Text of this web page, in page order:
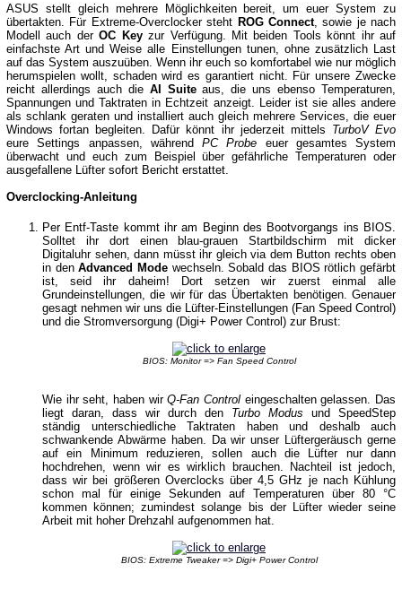
ASUS stellt gleich mehrere Möglichkeiten bereit, um euer System zu
übertakten. Für Extreme-Overclocker steht ROG Connect, sowie je nach
Modell auch derOC Keyzur Verfügung. Mit beiden Tools könnt ihr auf
einfachste Art und Weise alle Einstellungen tunen, ohne zusätzlich Last
auf das System auszuüben. Wenn ihr euch so komfortabel wie nur möglich
herumspielen wollt, schaden wird es garantiert nicht. Für unsere Zwecke
reicht allerdings auch die AI Suiteaus, die uns ebenso Temperaturen,
Spannungen und Taktraten in Echtzeit anzeigt. Leider ist sie alles andere
als schlank geraten und installiert auch gleich mehrere Services, die euer
Windows fortan begleiten. Dafür könnt ihr jederzeit mittels TurboV Evo
eure Settings anpassen, während PC Probe euer gesamtes System
überwacht und euch zum Beispiel über gefährliche Temperaturen oder
ausgefallene Lüfter sofort Bericht erstattet.
Overclocking-Anleitung
Per Entf-Taste kommt ihr am Beginn des Bootvorgangs ins BIOS.
Solltet ihr dort einen blau-grauen Startbildschirm mit dicker
Digitaluhr sehen, dann müsst ihr gleich via dem Button rechts oben
in denAdvanced Mode wechseln. Sobald das BIOS rötlich gefärbt
ist, seid ihr daheim! Dort setzen wir zuerst einmal alle
Grundeinstellungen, die wir für das Übertakten benötigen. Genauer
gesagt nehmen wir uns die Lüfter-Einstellungen (Fan Speed Control)
und die Stromversorgung (Digi+ Power Control) zur Brust:
BIOS: Monitor => Fan Speed Control
Wie ihr seht, haben wirQ-Fan Control eingeschalten gelassen. Das
liegt daran, dass wir durch den Turbo Modus und SpeedStep
ständig unterschiedliche Taktraten haben und deshalb auch
schwankende Abwärme haben. Da wir unser Lüftergeräusch gerne
auf ein Minimum reduzieren, sollen auch die Lüfter nur dann
hochdrehen, wenn wir es wirklich brauchen. Nachteil ist jedoch,
dass wir bei größeren Overclocks über 4,5 GHz je nach Kühlung
schon mal für einige Sekunden auf Temperaturen über 80 °C
kommen können; zumindest solange bis der Lüfter wieder seine
Arbeit mit hoher Drehzahl aufgenommen hat.
BIOS: Extreme Tweaker => Digi+ Power Control